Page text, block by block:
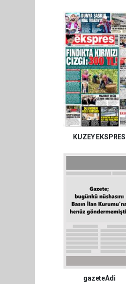
KUZEY EKSPRES
gazeteAdi